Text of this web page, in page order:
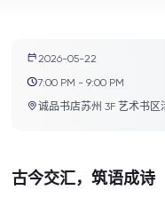
2026-05-22
7:00 PM - 9:00 PM
诚品书店苏州 3F 艺术书区
古今交汇，筑语成诗